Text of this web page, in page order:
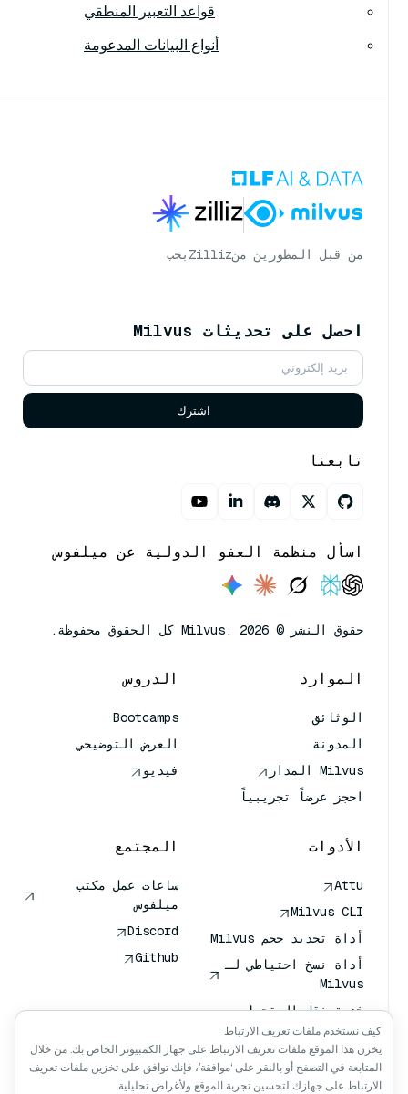
قواعد التعبير المنطقي
أنواع البيانات المدعومة
من قبل المطورين منZilliz بحب
احصل على تحديثات Milvus
اشترك
تابعنا
اسأل منظمة العفو الدولية عن ميلفوس
حقوق النشر © Milvus. 2026 كل الحقوق محفوظة.
الموارد
الوثائق
المدونة
Milvus المدار
احجز عرضاً تجريبياً
الدروس
Bootcamps
العرض التوضيحي
فيديو
الأدوات
Attu
Milvus CLI
أداة تحديد حجم Milvus
أداة نسخ احتياطي لـ
Milvus
خدمة نقل المتجهات
(VTS)
باحث عميق
سياق كلود كلود
المجتمع
ساعات عمل مكتب
ميلفوس
Discord
Github
كيف نستخدم ملفات تعريف الارتباط
يخزن هذا الموقع ملفات تعريف الارتباط على جهاز الكمبيوتر الخاص بك. من خلال
المتابعة في التصفح أو بالنقر على ‘موافقة’، فإنك توافق على تخزين ملفات تعريف
الارتباط على جهازك لتحسين تجربة الموقع ولأغراض تحليلية.